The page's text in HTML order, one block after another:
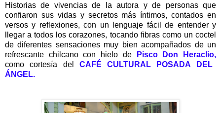
Historias de vivencias de la autora y de personas que
confiaron sus vidas y secretos más íntimos, contados en
versos y reflexiones, con un lenguaje fácil de entender y
llegar a todos los corazones, tocando fibras como un coctel
de diferentes sensaciones muy bien acompañados de un
refrescante chilcano con hielo de
Pisco Don Heraclio,
como cortesía del CAFÉ CULTURAL POSADA DEL
ÁNGEL.